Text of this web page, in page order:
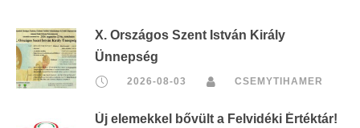
X. Országos Szent István Király
Ünnepség
2026-08-03 CSEMYTIHAMER
Új elemekkel bővült a Felvidéki Értéktár!